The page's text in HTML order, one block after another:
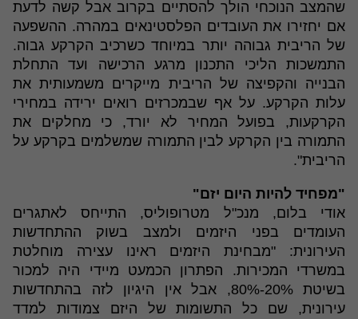
שהמצב הנוכחי הולך להסתיים בקרוב אבל קשה לדעת
אם יחזירו את העובדים הפלסטינאים במהרה. ההשפעה
של הריבית גבוהה יותר במיוחד כשרכיב הקרקע גבוה.
התמשכות הליכי התכנון מרגע הרכישה ועד התחלת
הבנייה והקפיצה של הריבית מייקרים משמעותית את
עלות הקרקע. על אף שבמכרזים רואים ירידה במחירי
הקרקעות, בפועל המחיר לא יורד, כי מחלקים את
התמורה בין הקרקע לבין התמורה שמשלמים בקרקע על
הריבית".
"מפחיד להיות היום יזם"
אודי בלום, מנכ"ל מטרופוליס, התייחס לאתגרים
העומדים בפני היזמים ולמצב בשוק ההתחדשות
העירונית: "מבחינת היזמים ראינו עצירה מוחלטת
במשרדי המכירות. הפתרון הכמעט מיידי היה למכור
בשיטת 20%-80%, אבל אין היגיון לזה בהתחדשות
עירונית, שם כל התשומות של היזם צמודות למדד